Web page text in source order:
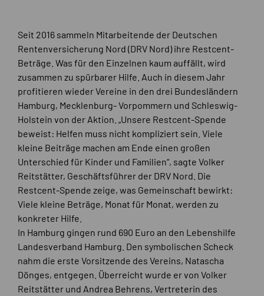
Seit 2016 sammeln Mitarbeitende der Deutschen
Rentenversicherung Nord (DRV Nord) ihre Restcent-
Beträge. Was für den Einzelnen kaum auffällt, wird
zusammen zu spürbarer Hilfe. Auch in diesem Jahr
profitieren wieder Vereine in den drei Bundesländern
Hamburg, Mecklenburg- Vorpommern und Schleswig-
Holstein von der Aktion. „Unsere Restcent-Spende
beweist: Helfen muss nicht kompliziert sein. Viele
kleine Beiträge machen am Ende einen großen
Unterschied für Kinder und Familien“, sagte Volker
Reitstätter, Geschäftsführer der DRV Nord. Die
Restcent-Spende zeige, was Gemeinschaft bewirkt:
Viele kleine Beträge, Monat für Monat, werden zu
konkreter Hilfe.
In Hamburg gingen rund 690 Euro an den Lebenshilfe
Landesverband Hamburg. Den symbolischen Scheck
nahm die erste Vorsitzende des Vereins, Natascha
Dönges, entgegen. Überreicht wurde er von Volker
Reitstätter und Andrea Behrens, Vertreterin des